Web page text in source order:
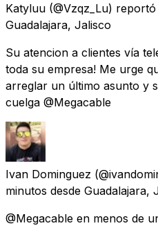
Katyluu (@Vzqz_Lu) reportó
Guadalajara, Jalisco
Su atencion a clientes vía
toda su empresa! Me urge
arreglar un último asunto y
cuelga @Megacable
Ivan Dominguez
minutos desde Guadalajara,
@Megacable en menos de